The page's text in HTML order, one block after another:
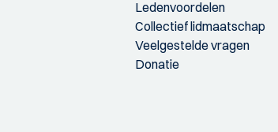
Ledenvoordelen
Collectief lidmaatschap
Veelgestelde vragen
Donatie